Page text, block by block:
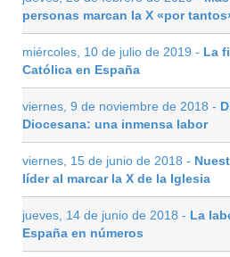
personas marcan la X «por
miércoles, 10 de julio de 2019 - La
Católica en España
viernes, 9 de noviembre de 2018 -
Diocesana: una inmensa labor
viernes, 15 de junio de 2018 -
líder al marcar la X de la Iglesia
jueves, 14 de junio de 2018 - La
España en números